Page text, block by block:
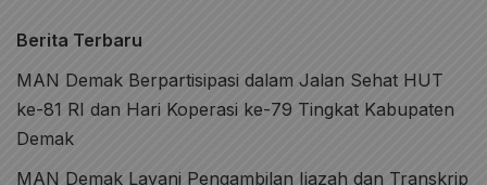
Berita Terbaru
MAN Demak Berpartisipasi dalam Jalan Sehat HUT
ke-81 RI dan Hari Koperasi ke-79 Tingkat Kabupaten
Demak
MAN Demak Layani Pengambilan Ijazah dan Transkrip